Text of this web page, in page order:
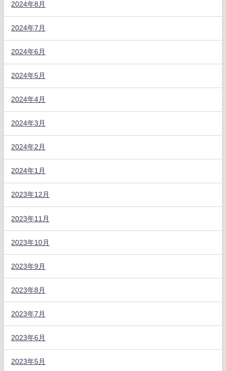
2024年8月
2024年7月
2024年6月
2024年5月
2024年4月
2024年3月
2024年2月
2024年1月
2023年12月
2023年11月
2023年10月
2023年9月
2023年8月
2023年7月
2023年6月
2023年5月